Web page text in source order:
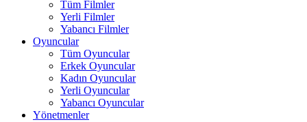
Tüm Filmler
Yerli Filmler
Yabancı Filmler
Oyuncular
Tüm Oyuncular
Erkek Oyuncular
Kadın Oyuncular
Yerli Oyuncular
Yabancı Oyuncular
Yönetmenler